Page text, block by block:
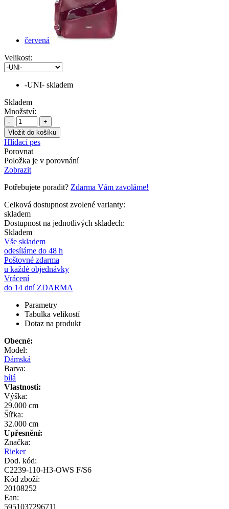
červená
Velikost:
-UNI- skladem
Skladem
Množství:
- +
Hlídací pes
Porovnat
Položka je v porovnání
Zobrazit
Potřebujete poradit? Zdarma Vám zavoláme!
Celková dostupnost zvolené varianty:
skladem
Dostupnost na jednotlivých skladech:
Skladem
Vše skladem
odesíláme do 48 h
Poštovné zdarma
u každé objednávky
Vrácení
do 14 dní ZDARMA
Parametry
Tabulka velikostí
Dotaz na produkt
Obecné:
Model:
Dámská
Barva:
bílá
Vlastnosti:
Výška:
29.000 cm
Šířka:
32.000 cm
Upřesnění:
Značka:
Rieker
Dod. kód:
C2239-110-H3-OWS F/S6
Kód zboží:
20108252
Ean:
5951037296711